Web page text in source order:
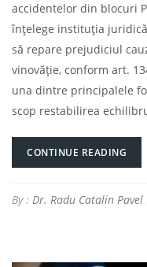
accidentelor din blocuri
înțelege instituția
să repare prejudiciul
vinovăție, conform art.
una dintre principalele
scop restabilirea
CONTINUE READING
By : Dr. Radu Catalin Pavel